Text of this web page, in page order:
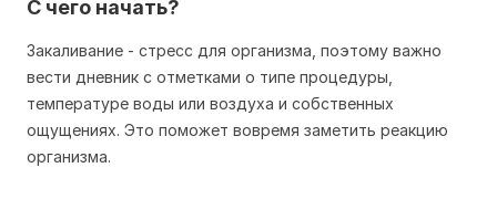
С чего начать?
Закаливание - стресс для организма, поэтому важно
вести дневник с отметками о типе процедуры,
температуре воды или воздуха и собственных
ощущениях. Это поможет вовремя заметить реакцию
организма.